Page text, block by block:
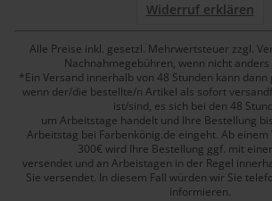
Widerruf erklären
Alle Preise inkl. gesetzl. Mehrwertsteuer zzgl.
Nachnahmegebühren, wenn nicht
*Ein Versand innerhalb von 48 Stunden kann
wenn der/die bestellte/n Artikel als sofort
ist/sind, es sich bei den 48
um Arbeitstage handelt und Ihre Bestellung
Arbeitstag bei Farbenkönig.de eingeht. Ab
300€ wird Ihre Bestellung ggf. mit
versendet und an Arbeistagen in der Regel
Sie versendet. In diesem Fall würden wir Sie
informieren.